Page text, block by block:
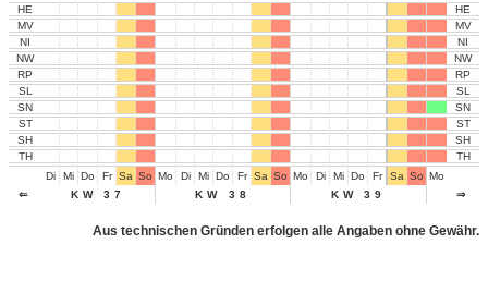
Di Mi Do Fr Sa So Mo Di Mi Do Fr Sa So Mo Di Mi Do Fr Sa So Mo
KW 37
KW 38 KW 39
HE
MV
NI
NW
RP
SL
SN
ST
SH
TH
⇐
HE
MV
NI
NW
RP
SL
SN
ST
SH
TH
⇒
Aus technischen Gründen erfolgen alle Angaben ohne Gewähr.